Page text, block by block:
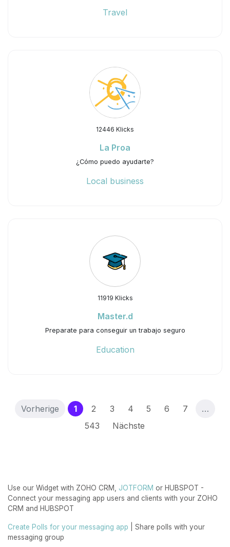
Travel
12446 Klicks
La Proa
¿Cómo puedo ayudarte?
Local business
11919 Klicks
Master.d
Preparate para conseguir un trabajo seguro
Education
Vorherige 1(current)
2 3 4 5 6 7
…
543
Nächste
Use our Widget with ZOHO CRM, JOTFORM or HUBSPOT -
Connect your messaging app users and clients with your ZOHO
CRM and HUBSPOT
Create Polls for your messaging app | Share polls with your
messaging group